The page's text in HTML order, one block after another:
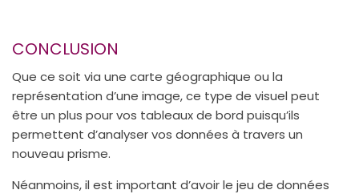
CONCLUSION
Que ce soit via une carte géographique ou la
représentation d’une image, ce type de visuel peut
être un plus pour vos tableaux de bord puisqu’ils
permettent d’analyser vos données à travers un
nouveau prisme.
Néanmoins, il est important d’avoir le jeu de données